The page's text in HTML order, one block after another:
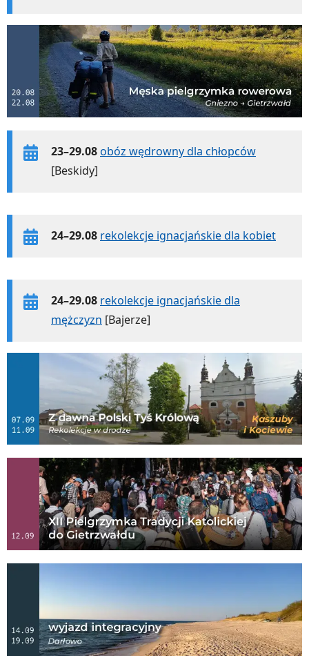
23–29.08obóz wędrowny dla chłopców
[Beskidy]
24–29.08 rekolekcje ignacjańskie dla kobiet
24–29.08 rekolekcje ignacjańskie dla
mężczyzn [Bajerze]